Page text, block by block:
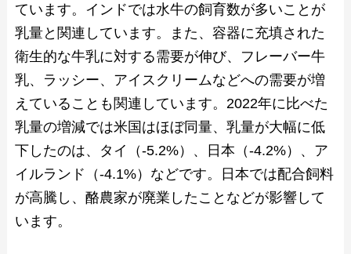
ています。インドでは水牛の飼育数が多いことが
乳量と関連しています。また、容器に充填された
衛生的な牛乳に対する需要が伸び、フレーバー牛
乳、ラッシー、アイスクリームなどへの需要が増
えていることも関連しています。2022年に比べた
乳量の増減では米国はほぼ同量、乳量が大幅に低
下したのは、タイ（-5.2%）、日本（-4.2%）、ア
イルランド（-4.1%）などです。日本では配合飼料
が高騰し、酪農家が廃業したことなどが影響して
います。